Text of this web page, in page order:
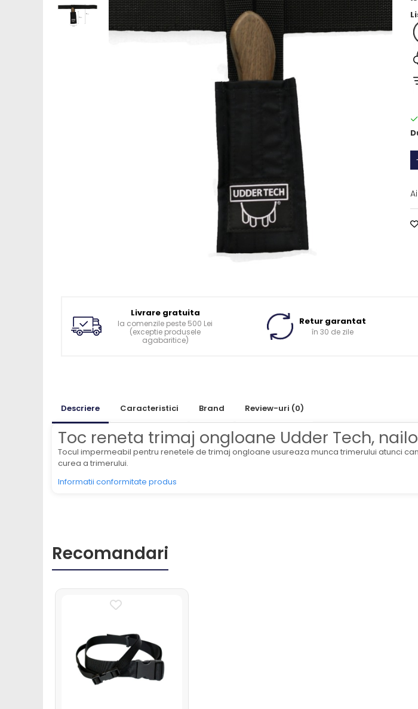
Saboti ongloane
Scule si echipamente trimaj
Alaptare vitei
Alaptare automata vitei
Accesorii cusete vitei
Boxe comune
Cusete individuale
Furajare si adapare vitei
Intarcare vitei
Ventilatie si climatizare vitei
Alaptare miei si iezi
Alaptare automata miei si iezi
Livrare gratuita
la comenzile peste 500 Lei
(exceptie produsele
agabaritice)
Retur garantat
în 30 de zile
Descriere Caracteristici Brand Review-uri (0)
Toc reneta trimaj ongloane Udder Tech,
Tocul impermeabil pentru renetele de trimaj ongloane usureaza munca trimerului atunci
curea a trimerului.
Informatii conformitate produs
Recomandari